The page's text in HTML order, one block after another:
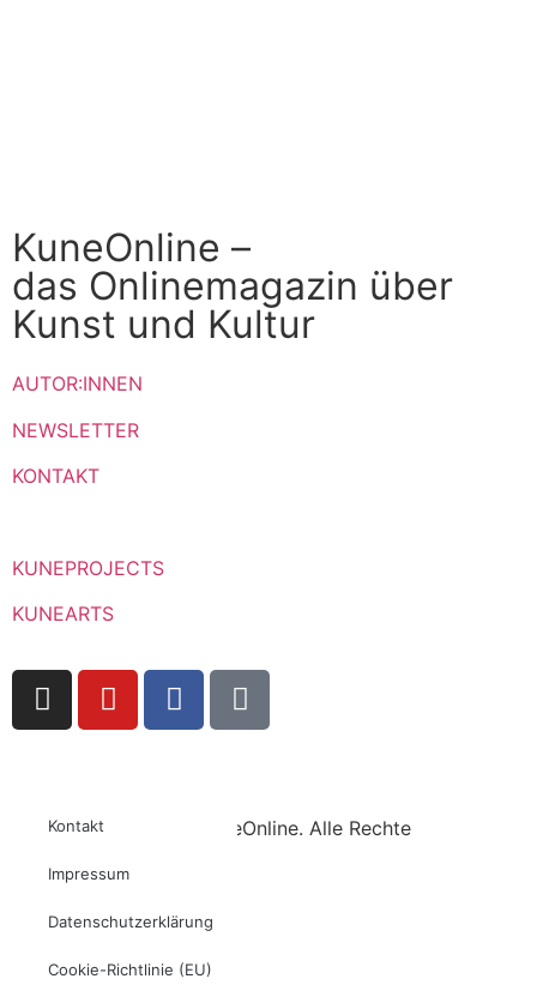
KuneOnline –
das Onlinemagazin über
Kunst und Kultur
AUTOR:INNEN
NEWSLETTER
KONTAKT
KUNEPROJECTS
KUNEARTS
Kontakt
Impressum
Datenschutzerklärung
Cookie-Richtlinie (EU)
Copyright © 2023 KuneOnline. Alle Rechte